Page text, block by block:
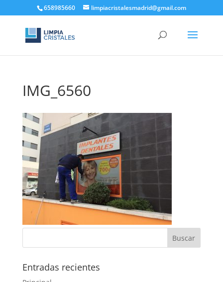
658985660 limpiacristalesmadrid@gmail.com
IMG_6560
Entradas recientes